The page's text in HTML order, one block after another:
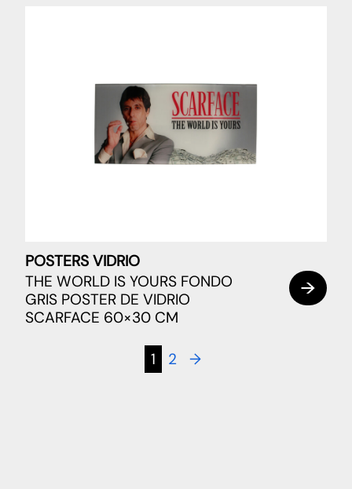
POSTERS VIDRIO
THE WORLD IS YOURS FONDO
GRIS POSTER DE VIDRIO
SCARFACE 60×30 CM
1 2 →